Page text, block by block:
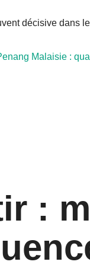
décisive dans
Malaisie :
: